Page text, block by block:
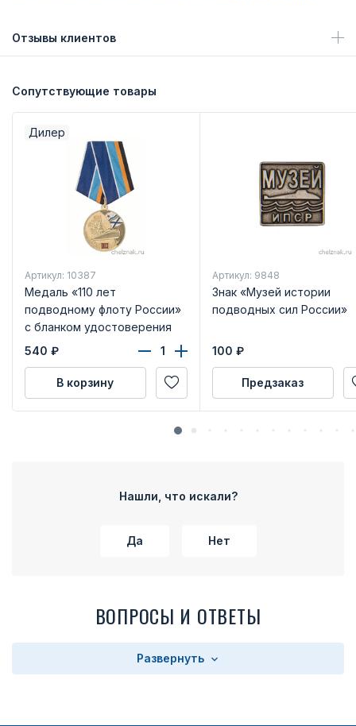
Отзывы клиентов
Сопутствующие товары
Дилер
Артикул: 10387
Медаль «110 лет
подводному флоту России»
с бланком удостоверения
540 ₽
В корзину
Артикул: 9848
Знак «Музей истории
подводных сил России»
100 ₽
Предзаказ
Нашли, что искали?
Да Нет
ВОПРОСЫ И ОТВЕТЫ
Развернуть